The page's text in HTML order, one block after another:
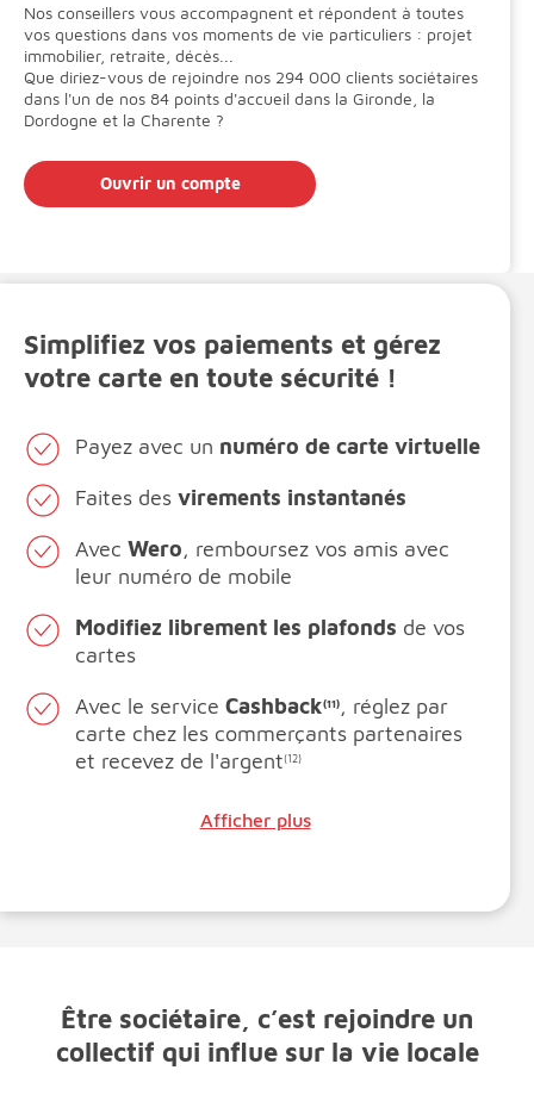
Nos conseillers vous accompagnent et répondent à toutes
vos questions dans vos moments de vie particuliers : projet
immobilier, retraite, décès...
Que diriez-vous de rejoindre nos 294 000 clients sociétaires
dans l'un de nos 84 points d'accueil dans la Gironde, la
Dordogne et la Charente ?
Ouvrir un compte
Simplifiez vos paiements et gérez
votre carte en toute sécurité !
Payez avec un numéro de carte virtuelle
Faites des virements instantanés
Avec Wero, remboursez vos amis avec
leur numéro de mobile
Modifiez librement les plafonds de vos
cartes
Avec le service Cashback(11), réglez par
carte chez les commerçants partenaires
et recevez de l'argent(12)
Afficher plus
Être sociétaire, c’est rejoindre un
collectif qui influe sur la vie locale